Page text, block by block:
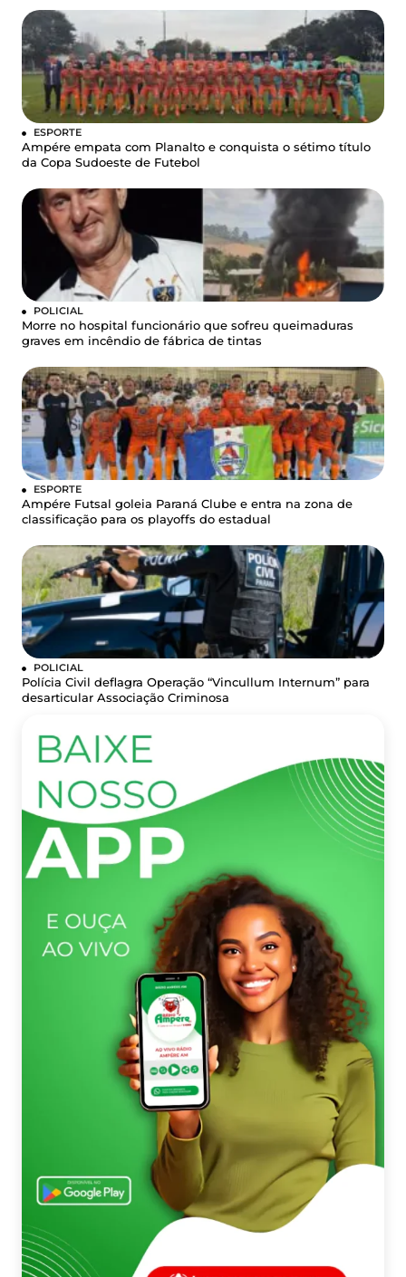
ESPORTE
Ampére empata com Planalto e conquista o sétimo título
da Copa Sudoeste de Futebol
POLICIAL
Morre no hospital funcionário que sofreu queimaduras
graves em incêndio de fábrica de tintas
ESPORTE
Ampére Futsal goleia Paraná Clube e entra na zona de
classificação para os playoffs do estadual
POLICIAL
Polícia Civil deflagra Operação “Vincullum Internum” para
desarticular Associação Criminosa